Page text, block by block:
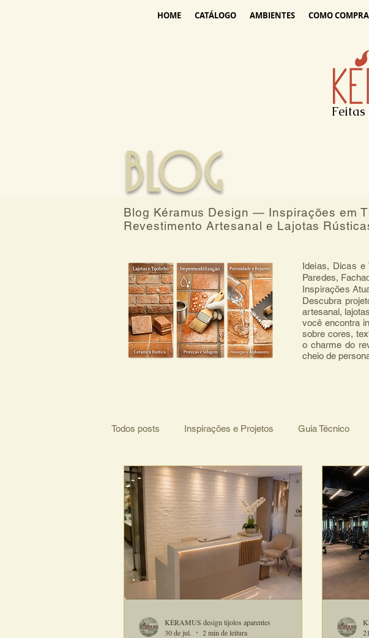
HOME CATÁLOGO AMBIENTES COMO
BLOG
Blog Kéramus Design — Inspirações em
Revestimento Artesanal e Lajotas
Ideias, Dicas e
Paredes,
Inspirações
Descubra
artesanal,
você encontra
sobre cores,
o charme do
cheio de
Todos posts Inspirações e Projetos Guia Técnico
KÉRAMUS design tijolos aparentes
30 de jul.
2 min de leitura